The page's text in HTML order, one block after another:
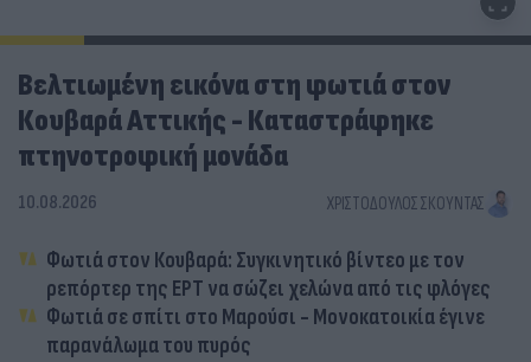
Βελτιωμένη εικόνα στη φωτιά στον
Κουβαρά Αττικής - Καταστράφηκε
πτηνοτροφική μονάδα
10.08.2026 ΧΡΙΣΤΌΔΟΥΛΟΣ ΣΚΟΎΝΤΑΣ
Φωτιά στον Κουβαρά: Συγκινητικό βίντεο με τον
ρεπόρτερ της ΕΡΤ να σώζει χελώνα από τις φλόγες
Φωτιά σε σπίτι στο Μαρούσι - Μονοκατοικία έγινε
παρανάλωμα του πυρός